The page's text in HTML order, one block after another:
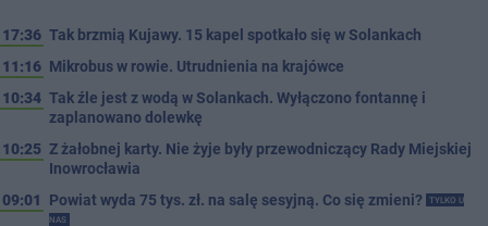
17:36 Tak brzmią Kujawy. 15 kapel spotkało się w Solankach
11:16 Mikrobus w rowie. Utrudnienia na krajówce
10:34 Tak źle jest z wodą w Solankach. Wyłączono fontannę i
zaplanowano dolewkę
10:25 Z żałobnej karty. Nie żyje były przewodniczący Rady Miejskiej
Inowrocławia
09:01
Powiat wyda 75 tys. zł. na salę sesyjną. Co się zmieni?
TYLKO U
NAS